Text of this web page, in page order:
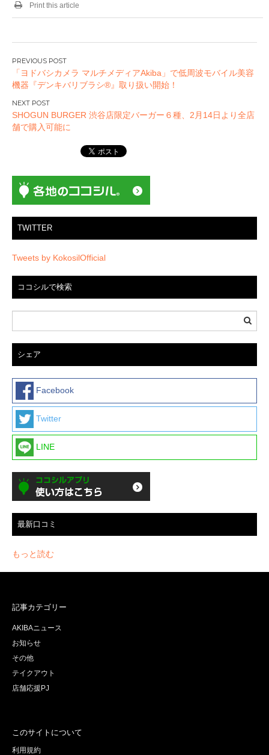
Print this article
投
稿
ナ
ビ
ゲ
ン
「ヨドバシカメラ マルチメディアAkiba」で低周波モバイル美容
機器『デンキバリブラシ®』取り扱い開始！
SHOGUN BURGER 渋谷店限定バーガー６種、2月14日より全店
舗で購入可能に
TWITTER
Tweets by KokosilOfficial
ココシルで検索
シェア
Facebook
Twitter
LINE
最新口コミ
もっと読む
記事カテゴリー
AKIBAニュース
お知らせ
その他
テイクアウト
店舗応援PJ
このサイトについて
利用規約